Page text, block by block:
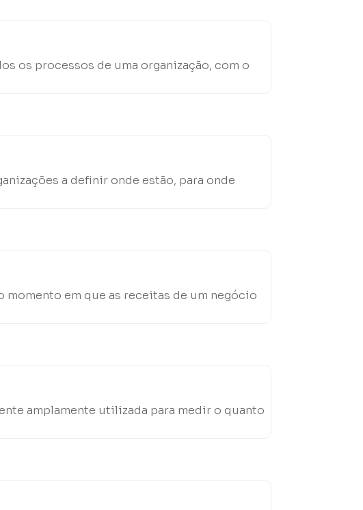
os processos de uma organização, com o
a definir onde estão, para onde
em que as receitas de um negócio
amplamente utilizada para medir o quanto